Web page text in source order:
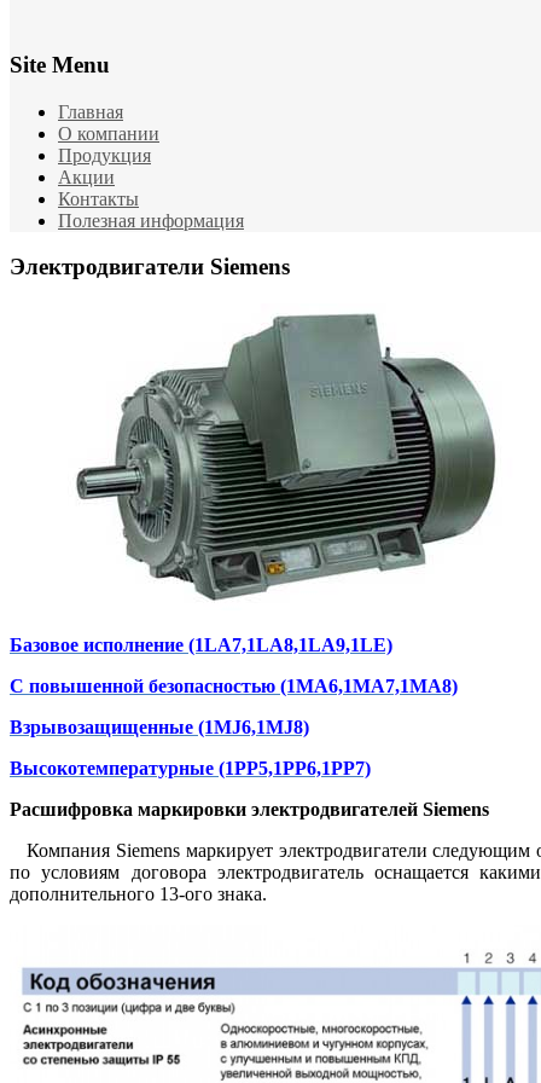
Site Menu
Главная
О компании
Продукция
Акции
Контакты
Полезная информация
Электродвигатели Siemens
Базовое исполнение (1LA7,1LA8,1LA9,1LE)
С повышенной безопасностью (1MA6,1MA7,1MA8)
Взрывозащищенные (1MJ6,1MJ8)
Высокотемпературные (1PP5,1PP6,1PP7)
Расшифровка маркировки электродвигателей Siemens
Компания Siemens маркирует электродвигатели
по условиям договора электродвигатель оснащается
дополнительного 13-ого знака.